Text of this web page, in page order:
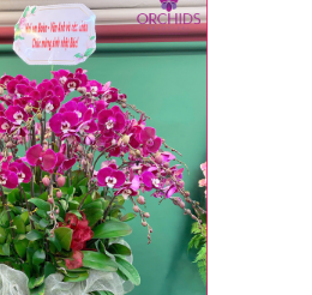
với người
(tùy vào chi phí
chủ động hỏi lại